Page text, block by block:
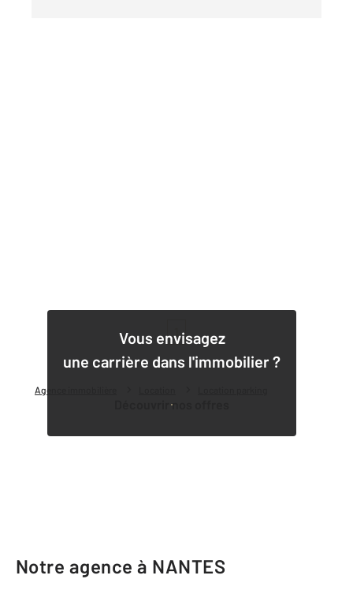
Agence immobilière
Vous envisagez
une carrière dans l'immobilier ?
Découvrir nos offres
Notre agence à NANTES